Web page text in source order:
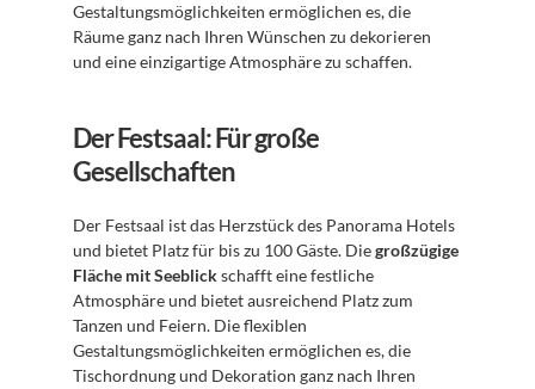
Gestaltungsmöglichkeiten ermöglichen es, die
Räume ganz nach Ihren Wünschen zu dekorieren
und eine einzigartige Atmosphäre zu schaffen.
Der Festsaal: Für große
Gesellschaften
Der Festsaal ist das Herzstück des Panorama Hotels
und bietet Platz für bis zu 100 Gäste. Die großzügige
Fläche mit Seeblick schafft eine festliche
Atmosphäre und bietet ausreichend Platz zum
Tanzen und Feiern. Die flexiblen
Gestaltungsmöglichkeiten ermöglichen es, die
Tischordnung und Dekoration ganz nach Ihren